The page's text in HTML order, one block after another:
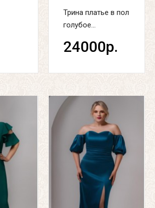
Трина платье в пол
голубое...
24000р.